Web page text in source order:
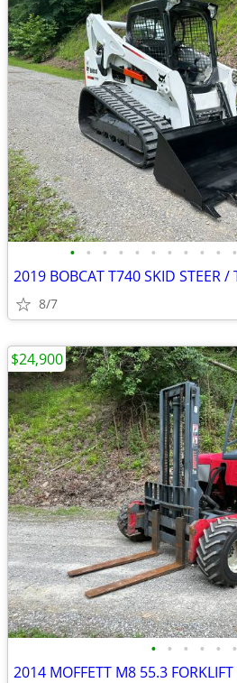
• • • • • • • • • • •
8/7
• • • • • •
2014 MOFFETT M8 55.3 FORKLIFT
$24,900